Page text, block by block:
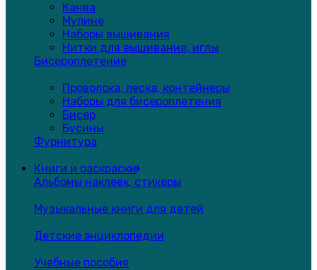
Канва
Мулине
Наборы вышивания
Нитки для вышивания, иглы
Бисероплетение
Проволока, леска, контейнеры
Наборы для бисероплетения
Бисер
Бусины
Фурнитура
Книги и раскраски
Альбомы наклеек, стикеры
Музыкальные книги для детей
Детские энциклопедии
Учебные пособия